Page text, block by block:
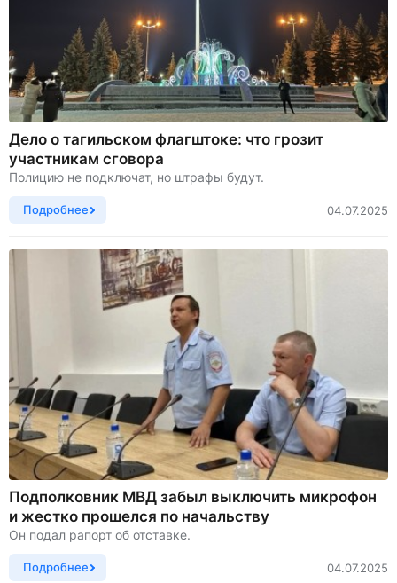
Дело о тагильском флагштоке: что грозит
участникам сговора
Полицию не подключат, но штрафы будут.
Подробнее 04.07.2025
Подполковник МВД забыл выключить микрофон
и жестко прошелся по начальству
Он подал рапорт об отставке.
Подробнее 04.07.2025